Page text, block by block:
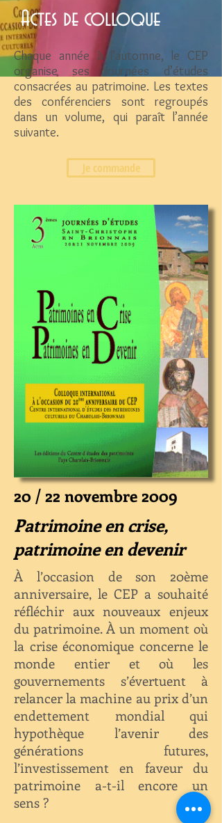
Actes de colloque
Chaque année à l’automne, le CEP
organise ses Journées d’études
consacrées au patrimoine. Les textes
des conférenciers sont regroupés
dans un volume, qui paraît l’année
suivante.
Je commande
20 / 22 novembre 2009
Patrimoine en crise,
patrimoine en devenir
À l’occasion de son 20ème
anniversaire, le CEP a souhaité
réfléchir aux nouveaux enjeux
du patrimoine. À un moment où
la crise économique concerne le
monde entier et où les
gouvernements s’évertuent à
relancer la machine au prix d’un
endettement mondial qui
hypothèque l’avenir des
générations futures,
l’investissement en faveur du
patrimoine a-t-il encore un
sens ?